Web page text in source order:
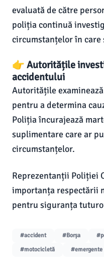
evaluată de către
poliția continuă
circumstanțelor în care
👉 Autoritățile
accidentului
Autoritățile
pentru a determina
Poliția încurajează
suplimentare care ar
circumstanțelor.
Reprezentanții Poliției
importanța respectării
pentru siguranța
#accident #Borșa
#motocicletă
#emergente